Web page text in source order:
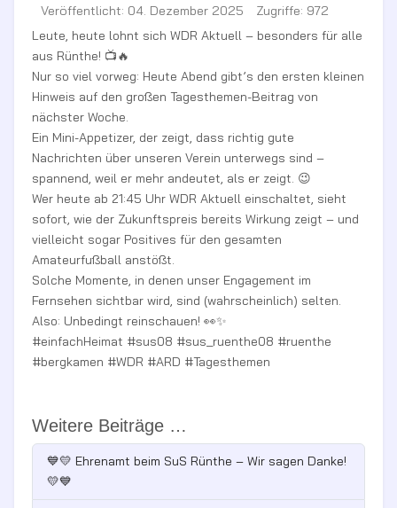
Veröffentlicht: 04. Dezember 2025
Zugriffe: 972
Leute, heute lohnt sich WDR Aktuell – besonders für alle
aus Rünthe! 📺🔥
Nur so viel vorweg: Heute Abend gibt’s den ersten kleinen
Hinweis auf den großen Tagesthemen-Beitrag von
nächster Woche.
Ein Mini-Appetizer, der zeigt, dass richtig gute
Nachrichten über unseren Verein unterwegs sind –
spannend, weil er mehr andeutet, als er zeigt. 😉
Wer heute ab 21:45 Uhr WDR Aktuell einschaltet, sieht
sofort, wie der Zukunftspreis bereits Wirkung zeigt – und
vielleicht sogar Positives für den gesamten
Amateurfußball anstößt.
Solche Momente, in denen unser Engagement im
Fernsehen sichtbar wird, sind (wahrscheinlich) selten.
Also: Unbedingt reinschauen! 👀✨
#einfachHeimat #sus08 #sus_ruenthe08 #ruenthe
#bergkamen #WDR #ARD #Tagesthemen
Weitere Beiträge …
💙💛 Ehrenamt beim SuS Rünthe – Wir sagen Danke!
💛💙